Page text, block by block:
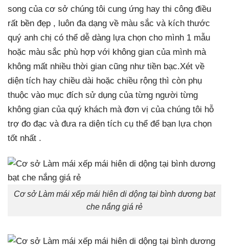
song của cơ sở chúng tôi cung ứng hay thi công điều
rất bền đẹp , luôn đa dạng về màu sắc và kích thước
quý anh chị có thể dễ dàng lựa chọn cho mình 1 mẫu
hoặc màu sắc phù hợp với không gian của mình mà
không mất nhiều thời gian cũng như tiền bạc.Xét về
diện tích hay chiều dài hoặc chiều rộng thì còn phụ
thuộc vào mục đích sử dụng của từng người từng
không gian của quý khách mà đơn vị của chúng tôi hỗ
trợ đo đạc và đưa ra diện tích cụ thể để bạn lựa chọn
tốt nhất .
Cơ sở Làm mái xếp mái hiên di dộng tại bình dương bạt
che nắng giá rẻ